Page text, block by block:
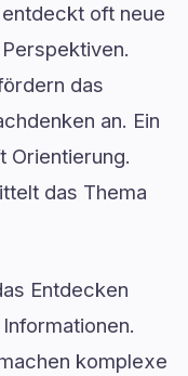
oft neue
das
an. Ein
Orientierung.
das Thema
Entdecken
komplexe